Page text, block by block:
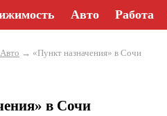
Авто Работа
Авто → «Пункт назначения» в Сочи
в Сочи